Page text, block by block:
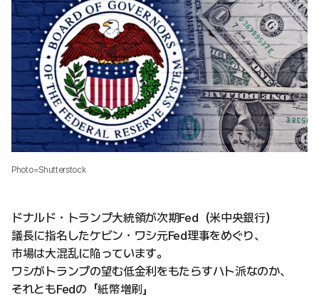
Photo=Shutterstock
ドナルド・トランプ大統領が次期Fed（米中央銀行）
議長に指名したケビン・ワシ元Fed理事をめぐり、
市場は大混乱に陥っています。
ワシがトランプの望む低金利をもたらすハト派なのか、
それともFedの「紙幣増刷」